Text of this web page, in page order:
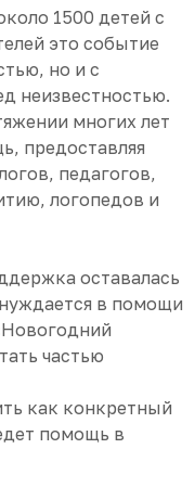
1500 детей с
это событие
но и с
неизвестностью.
многих лет
предоставляя
педагогов,
логопедов и
оставалась
в помощи
частью
как конкретный
помощь в